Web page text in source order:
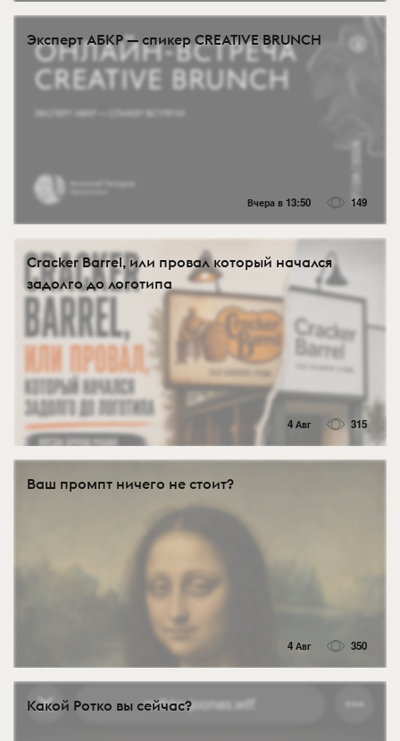
Эксперт АБКР — спикер CREATIVE BRUNCH
Вчера в 13:50 149
Cracker Barrel, или провал который начался
задолго до логотипа
4 Авг 315
Ваш промпт ничего не стоит?
4 Авг 350
Какой Ротко вы сейчас?